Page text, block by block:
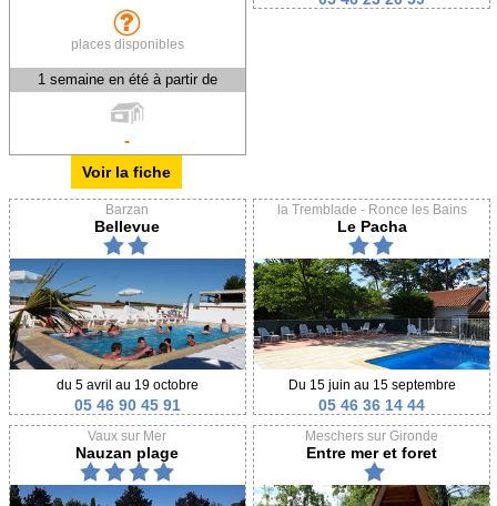
places disponibles
1 semaine en été à partir de
-
Voir la fiche
Barzan
Bellevue
du 5 avril au 19 octobre
05 46 90 45 91
la Tremblade - Ronce les Bains
Le Pacha
Du 15 juin au 15 septembre
05 46 36 14 44
Vaux sur Mer
Nauzan plage
Meschers sur Gironde
Entre mer et foret